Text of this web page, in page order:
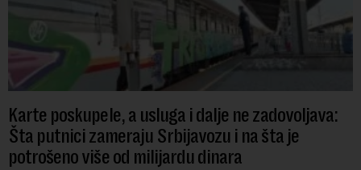
Karte poskupele, a usluga i dalje ne zadovoljava:
Šta putnici zameraju Srbijavozu i na šta je
potrošeno više od milijardu dinara